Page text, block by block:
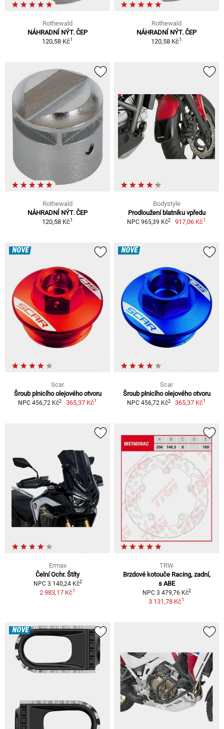
Rothewald
NÁHRADNÍ NÝT. ČEP
120,58 Kč1
Rothewald
NÁHRADNÍ NÝT. ČEP
120,58 Kč1
Rothewald
NÁHRADNÍ NÝT. ČEP
120,58 Kč1
Bodystyle
Prodloužení blatníku vpředu
NPC 965,39 Kč2 917,06 Kč1
NOVÉ
Scar
Šroub plnicího olejového otvoru
NPC 456,72 Kč2 365,37 Kč1
NOVÉ
Scar
Šroub plnicího olejového otvoru
NPC 456,72 Kč2 365,37 Kč1
Ermax
Čelní Ochr. Štíty
NPC 3 140,24 Kč2
2 983,17 Kč1
TRW
Brzdové kotouče Racing, zadní,
s ABE
NPC 3 479,76 Kč2
3 131,78 Kč1
NOVÉ